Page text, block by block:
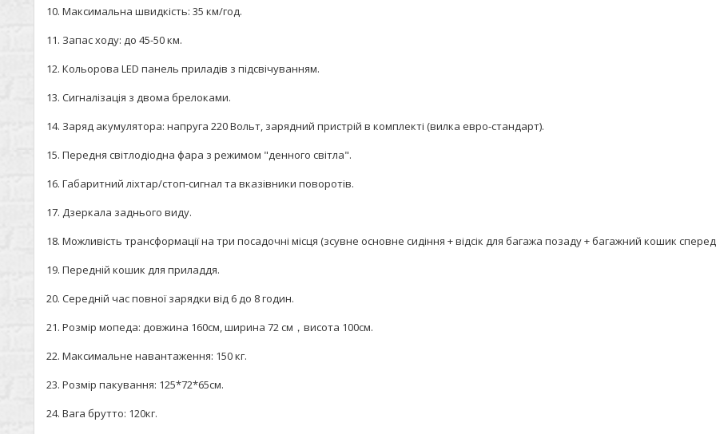
10. Максимальна швидкість: 35 км/год.
11. Запас ходу: до 45-50 км.
12. Кольорова LED панель приладів з підсвічуванням.
13. Сигналізація з двома брелоками.
14. Заряд акумулятора: напруга 220 Вольт, зарядний пристрій в комплекті (вилка евро-стандарт).
15. Передня світлодіодна фара з режимом "денного світла".
16. Габаритний ліхтар/стоп-сигнал та вказівники поворотів.
17. Дзеркала заднього виду.
18. Можливість трансформації на три посадочні місця (зсувне основне сидіння + відсік для багажа позаду + багажний кошик
19. Передній кошик для приладдя.
20. Середній час повної зарядки від 6 до 8 годин.
21. Розмір мопеда: довжина 160см, ширина 72 см，висота 100см.
22. Максимальне навантаження: 150 кг.
23. Розмір пакування: 125*72*65см.
24. Вага брутто: 120кг.